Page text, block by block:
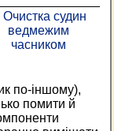
по-іншому),
помити й